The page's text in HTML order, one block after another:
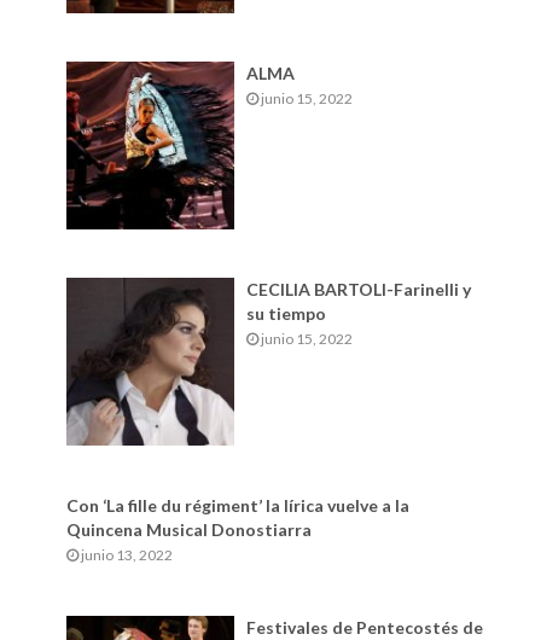
ALMA
junio 15, 2022
CECILIA BARTOLI-Farinelli y
su tiempo
junio 15, 2022
Con ‘La fille du régiment’ la lírica vuelve a la
Quincena Musical Donostiarra
junio 13, 2022
Festivales de Pentecostés de